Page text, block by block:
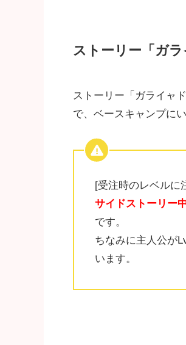
ストーリー「ガ
ストーリー「ガライャ
で、ベースキャンプに
[受注時のレベルに
サイドストーリー
です。
ちなみに主人公が
います。